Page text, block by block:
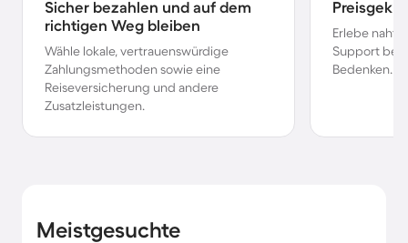
Sicher bezahlen und auf dem
richtigen Weg bleiben
Wähle lokale, vertrauenswürdige
Zahlungsmethoden sowie eine
Reiseversicherung und andere
Zusatzleistungen.
Erlebe
Support bei
Bedenken.
Meistgesuchte